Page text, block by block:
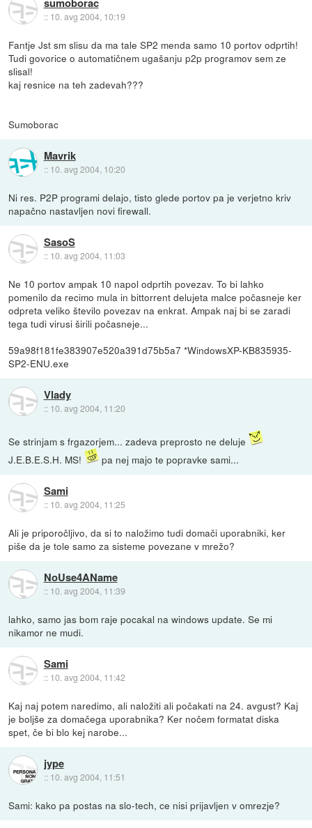
:: 10. avg 2004, 10:19
Fantje Jst sm slisu da ma tale SP2 menda samo 10 portov odprtih!
Tudi govorice o automatičnem ugašanju p2p programov sem ze
slisal!
kaj resnice na teh zadevah???
Sumoborac
Mavrik
:: 10. avg 2004, 10:20
Ni res. P2P programi delajo, tisto glede portov pa je verjetno kriv
napačno nastavljen novi firewall.
SasoS
:: 10. avg 2004, 11:03
Ne 10 portov ampak 10 napol odprtih povezav. To bi lahko
pomenilo da recimo mula in bittorrent delujeta malce počasneje ker
odpreta veliko število povezav na enkrat. Ampak naj bi se zaradi
tega tudi virusi širili počasneje...
59a98f181fe383907e520a391d75b5a7 *WindowsXP-KB835935-
SP2-ENU.exe
Vlady
:: 10. avg 2004, 11:20
Se strinjam s frgazorjem... zadeva preprosto ne deluje
J.E.B.E.S.H. MS!
pa nej majo te popravke sami...
Sami
:: 10. avg 2004, 11:25
Ali je priporočljivo, da si to naložimo tudi domači uporabniki, ker
piše da je tole samo za sisteme povezane v mrežo?
NoUse4AName
:: 10. avg 2004, 11:39
lahko, samo jas bom raje pocakal na windows update. Se mi
nikamor ne mudi.
Sami
:: 10. avg 2004, 11:42
Kaj naj potem naredimo, ali naložiti ali počakati na 24. avgust? Kaj
je boljše za domačega uporabnika? Ker nočem formatat diska
spet, če bi blo kej narobe...
jype
:: 10. avg 2004, 11:51
Sami: kako pa postas na slo-tech, ce nisi prijavljen v omrezje?